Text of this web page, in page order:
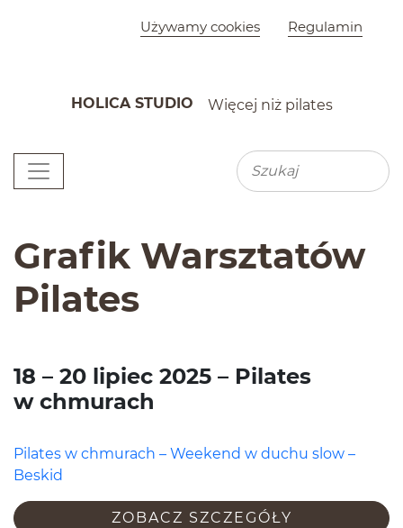
Szybkie menu
Używamy cookies Regulamin
HOLICA STUDIO Więcej niż pilates
Menu główne Wyszukiwarka
Grafik Warsztatów
Pilates
18 – 20 lip­iec 2025 – Pilates
w chmurach
Pilates w chmu­rach – Week­end w duchu slow –
Beskid
ZOBACZ SZCZEGÓŁY